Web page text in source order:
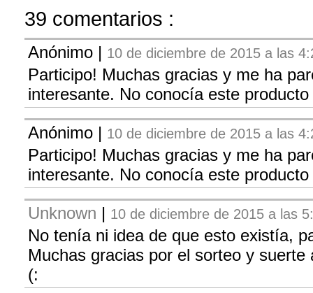
39 comentarios :
Anónimo | 10 de diciembre de 2015 a las
Participo! Muchas gracias y me ha
interesante. No conocía este producto
Anónimo | 10 de diciembre de 2015 a las
Participo! Muchas gracias y me ha
interesante. No conocía este producto
Unknown | 10 de diciembre de 2015 a las
No tenía ni idea de que esto existía,
Muchas gracias por el sorteo y
(: